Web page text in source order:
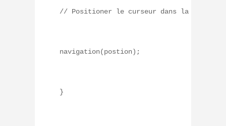
// Positioner le curseur dans la fin
navigation(postion);
}